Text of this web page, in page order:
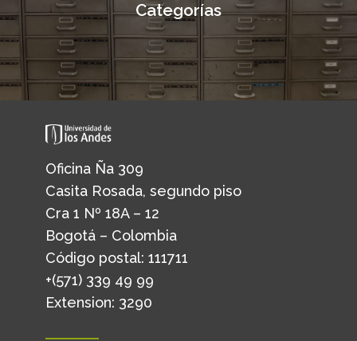
Categorías
Oficina Ña 309
Casita Rosada, segundo piso
Cra 1 Nº 18A – 12
Bogotá – Colombia
Código postal: 111711
+(571) 339 49 99
Extension: 3290